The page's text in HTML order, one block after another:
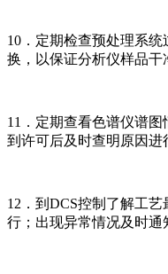
10．定期检查预处理系
换，以保证分析仪样品干
11．定期查看色谱仪谱
到许可后及时查明原因进
12．到DCS控制了解工
行；出现异常情况及时通